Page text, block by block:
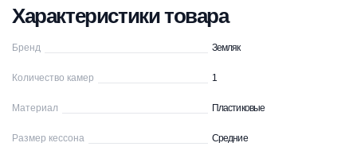
Характеристики товара
Бренд Земляк
Количество камер 1
Материал Пластиковые
Размер кессона Средние